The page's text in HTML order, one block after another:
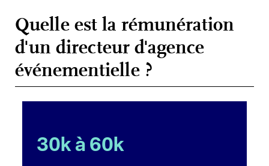
Quelle est la rémunération
d'un directeur d'agence
événementielle ?
30k à 60k